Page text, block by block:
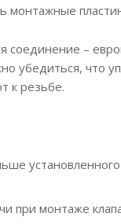
монтажные
соединение –
убедиться, что
к резьбе.
при монтаже